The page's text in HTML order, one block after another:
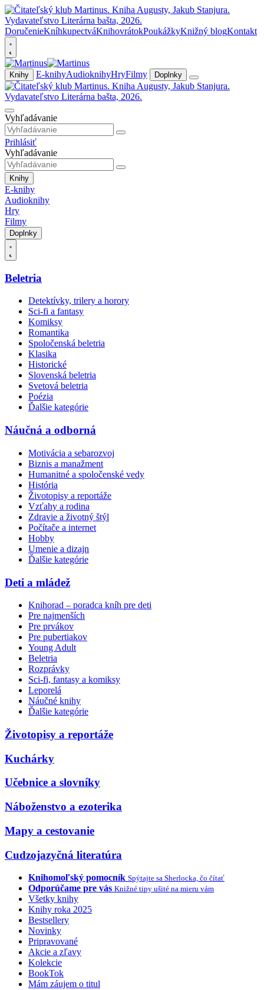
DoručenieKníhkupectváKnihovrátokPoukážkyKnižný blogKontakt
Knihy E-knihyAudioknihyHryFilmy Doplnky
Vyhľadávanie
Prihlásiť
Vyhľadávanie
Knihy
E-knihy
Audioknihy
Hry
Filmy
Doplnky
Beletria
Detektívky, trilery a horory
Sci-fi a fantasy
Komiksy
Romantika
Spoločenská beletria
Klasika
Historické
Slovenská beletria
Svetová beletria
Poézia
Ďalšie kategórie
Náučná a odborná
Motivácia a sebarozvoj
Biznis a manažment
Humanitné a spoločenské vedy
História
Životopisy a reportáže
Vzťahy a rodina
Zdravie a životný štýl
Počítače a internet
Hobby
Umenie a dizajn
Ďalšie kategórie
Deti a mládež
Knihorad – poradca kníh pre deti
Pre najmenších
Pre prvákov
Pre pubertiakov
Young Adult
Beletria
Rozprávky
Sci-fi, fantasy a komiksy
Leporelá
Náučné knihy
Ďalšie kategórie
Životopisy a reportáže
Kuchárky
Učebnice a slovníky
Náboženstvo a ezoterika
Mapy a cestovanie
Cudzojazyčná literatúra
Knihomoľský pomocník Spýtajte sa Sherlocka, čo čítať
Odporúčame pre vás Knižné tipy ušité na mieru vám
Všetky knihy
Knihy roka 2025
Bestsellery
Novinky
Pripravované
Akcie a zľavy
Kolekcie
BookTok
Mám záujem o titul